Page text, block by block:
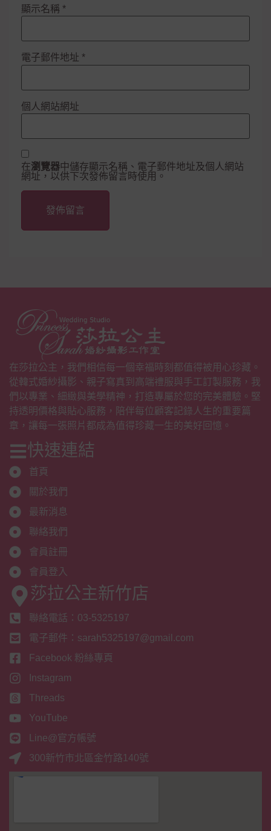
顯示名稱 *
電子郵件地址 *
個人網站網址
在瀏覽器中儲存顯示名稱、電子郵件地址及個人網站
網址，以供下次發佈留言時使用。
在莎拉公主，我們相信每一個幸福時刻都值得被用心珍藏。
從韓式婚紗攝影、親子寫真到高端禮服與手工訂製服務，我
們以專業、細緻與美學精神，打造專屬於您的完美體驗。堅
持透明價格與貼心服務，陪伴每位顧客記錄人生的重要篇
章，讓每一張照片都成為值得珍藏一生的美好回憶。
快速連結
首頁
關於我們
最新消息
聯絡我們
會員註冊
會員登入
莎拉公主新竹店
聯絡電話：03-5325197
電子郵件：sarah5325197@gmail.com
Facebook 粉絲專頁
Instagram
Threads
YouTube
Line@官方帳號
300新竹市北區金竹路140號